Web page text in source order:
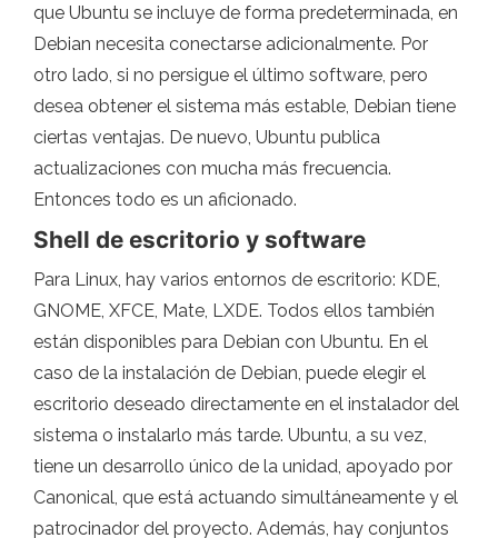
que Ubuntu se incluye de forma predeterminada, en
Debian necesita conectarse adicionalmente. Por
otro lado, si no persigue el último software, pero
desea obtener el sistema más estable, Debian tiene
ciertas ventajas. De nuevo, Ubuntu publica
actualizaciones con mucha más frecuencia.
Entonces todo es un aficionado.
Shell de escritorio y software
Para Linux, hay varios entornos de escritorio: KDE,
GNOME, XFCE, Mate, LXDE. Todos ellos también
están disponibles para Debian con Ubuntu. En el
caso de la instalación de Debian, puede elegir el
escritorio deseado directamente en el instalador del
sistema o instalarlo más tarde. Ubuntu, a su vez,
tiene un desarrollo único de la unidad, apoyado por
Canonical, que está actuando simultáneamente y el
patrocinador del proyecto. Además, hay conjuntos